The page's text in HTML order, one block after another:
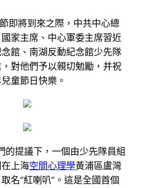
即將到來之際，中共中心總
家主席、中心軍委主席習近
館、南湖反動紀念館少先隊
對他們予以親切勉勵，并祝
童節日快樂。
的提議下，一個由少先隊員組
上海空間心理學黃浦區盧灣
名“紅喇叭”。這是全國首個